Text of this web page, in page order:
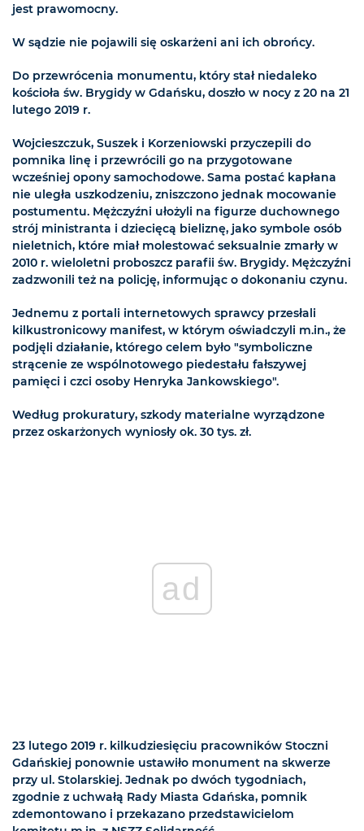
jest prawomocny.
W sądzie nie pojawili się oskarżeni ani ich obrońcy.
Do przewrócenia monumentu, który stał niedaleko
kościoła św. Brygidy w Gdańsku, doszło w nocy z 20 na 21
lutego 2019 r.
Wojcieszczuk, Suszek i Korzeniowski przyczepili do
pomnika linę i przewrócili go na przygotowane
wcześniej opony samochodowe. Sama postać kapłana
nie uległa uszkodzeniu, zniszczono jednak mocowanie
postumentu. Mężczyźni ułożyli na figurze duchownego
strój ministranta i dziecięcą bieliznę, jako symbole osób
nieletnich, które miał molestować seksualnie zmarły w
2010 r. wieloletni proboszcz parafii św. Brygidy. Mężczyźni
zadzwonili też na policję, informując o dokonaniu czynu.
Jednemu z portali internetowych sprawcy przesłali
kilkustronicowy manifest, w którym oświadczyli m.in., że
podjęli działanie, którego celem było "symboliczne
strącenie ze wspólnotowego piedestału fałszywej
pamięci i czci osoby Henryka Jankowskiego".
Według prokuratury, szkody materialne wyrządzone
przez oskarżonych wyniosły ok. 30 tys. zł.
ad
23 lutego 2019 r. kilkudziesięciu pracowników Stoczni
Gdańskiej ponownie ustawiło monument na skwerze
przy ul. Stolarskiej. Jednak po dwóch tygodniach,
zgodnie z uchwałą Rady Miasta Gdańska, pomnik
zdemontowano i przekazano przedstawicielom